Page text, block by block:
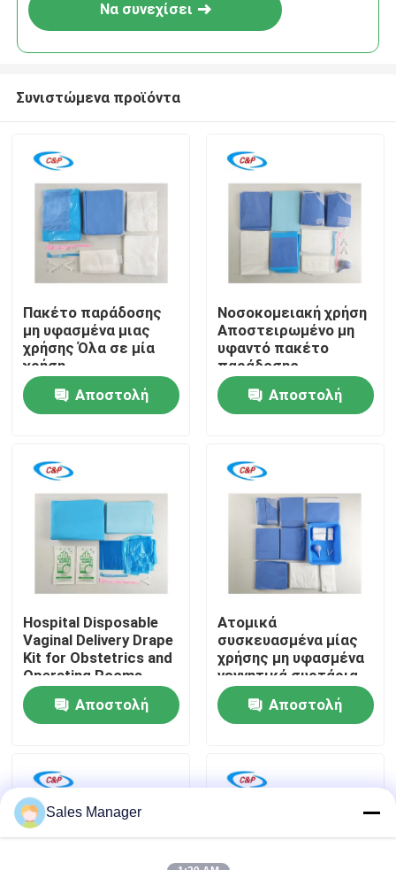
Σπίτι
Προϊόντα
Βίντεο
Σχετικά με εμάς
Επισκεψή εργοστασίου
Έλεγχος ποιότητας
Ειδήσεις
Να συνεχίσει
Συνιστώμενα προϊόντα
Πακέτο παράδοσης
μη υφασμένα μιας
χρήσης Όλα σε μία
χρήση
Αποστειρωμένο
μαιευτικό
χειρουργικό κιτ μιας
Αποστολή
Νοσοκομειακή χρήση
Αποστειρωμένο μη
υφαντό πακέτο
παράδοσης
μητρότητας Κιτ
μαιευτικής
επέμβασης
Αποστολή
Hospital Disposable
Vaginal Delivery Drape
Kit for Obstetrics and
Operating Rooms
Αποστολή
Ατομικά
συσκευασμένα μίας
χρήσης μη υφασμένα
γεννητικά συρτάρια
για αποστειρωμένο
φράγμαΑποστολή
Sales Manager